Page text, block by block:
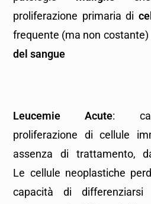
proliferazione primaria di
frequente (ma non costante)
del sangue
Leucemie Acute:
proliferazione di cellule
assenza di trattamento,
Le cellule neoplastiche
capacità di differenziarsi